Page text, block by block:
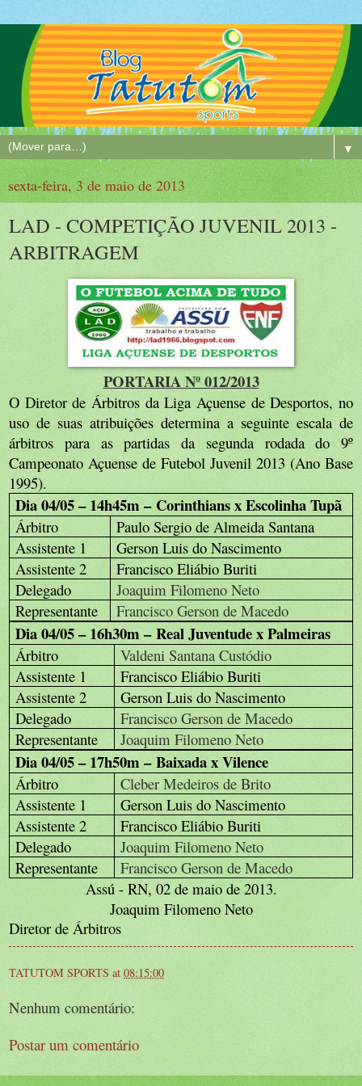
▼
sexta-feira, 3 de maio de 2013
LAD - COMPETIÇÃO JUVENIL 2013 -
ARBITRAGEM
PORTARIA Nº 012/2013
O Diretor de Árbitros da Liga Açuense de Desportos, no
uso de suas atribuições determina a seguinte escala de
árbitros para as partidas da segunda rodada do 9º
Campeonato Açuense de Futebol Juvenil 2013 (Ano Base
1995).
Dia 04/05 – 14h45m – Corinthians x Escolinha Tupã
Árbitro
Paulo Sergio de Almeida Santana
Assistente 1
Gerson Luis do Nascimento
Assistente 2
Francisco Eliábio Buriti
Delegado
Joaquim Filomeno Neto
Representante
Francisco Gerson de Macedo
Dia 04/05 – 16h30m – Real Juventude x Palmeiras
Árbitro
Valdeni Santana Custódio
Assistente 1
Francisco Eliábio Buriti
Assistente 2
Gerson Luis do Nascimento
Delegado
Francisco Gerson de Macedo
Representante
Joaquim Filomeno Neto
Dia 04/05 – 17h50m – Baixada x Vilence
Árbitro
Cleber Medeiros de Brito
Assistente 1
Gerson Luis do Nascimento
Assistente 2
Francisco Eliábio Buriti
Delegado
Joaquim Filomeno Neto
Representante
Francisco Gerson de Macedo
Assú - RN, 02 de maio de 2013.
Joaquim Filomeno Neto
Diretor de Árbitros
TATUTOM SPORTS at 08:15:00
Nenhum comentário:
Postar um comentário